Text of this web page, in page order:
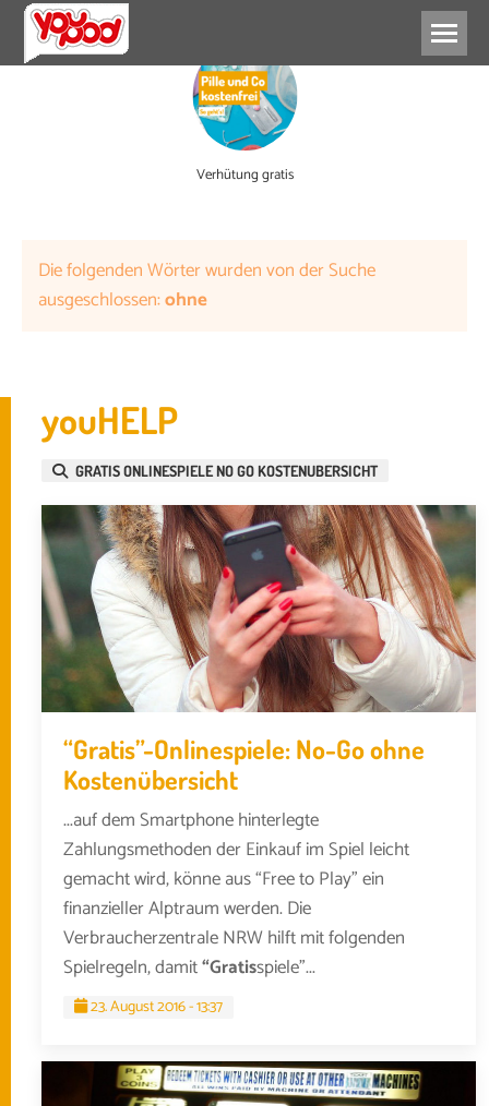
Verhütung gratis
Die folgenden Wörter wurden von der Suche
ausgeschlossen:ohne
youHELP
GRATIS ONLINESPIELE NO GO KOSTENUBERSICHT
“Gratis”-Onlinespiele: No-Go ohne
Kostenübersicht
...auf dem Smartphone hinterlegte
Zahlungsmethoden der Einkauf im Spiel leicht
gemacht wird, könne aus “Free to Play” ein
finanzieller Alptraum werden. Die
Verbraucherzentrale NRW hilft mit folgenden
Spielregeln, damit“Gratisspiele”...
23. August 2016 - 13:37